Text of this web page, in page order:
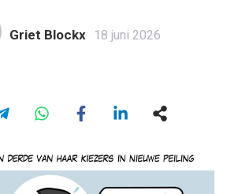
Griet Blockx 18 juni 2026